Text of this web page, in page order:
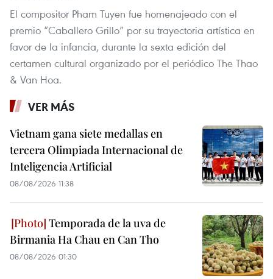
El compositor Pham Tuyen fue homenajeado con el
premio “Caballero Grillo” por su trayectoria artística en
favor de la infancia, durante la sexta edición del
certamen cultural organizado por el periódico The Thao
& Van Hoa.
VER MÁS
Vietnam gana siete medallas en
tercera Olimpiada Internacional de
Inteligencia Artificial
08/08/2026 11:38
Temporada de la uva de
Birmania Ha Chau en Can Tho
08/08/2026 01:30